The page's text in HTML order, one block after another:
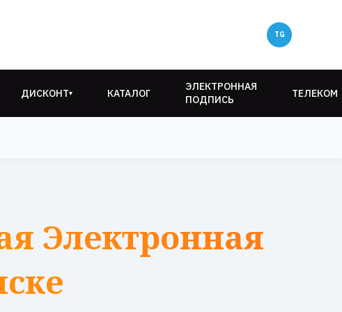
ДИСКОНТ▾ КАТАЛОГ
ЭЛЕКТРОННАЯ
ПОДПИСЬ
ТЕЛЕКОМ
Электронная